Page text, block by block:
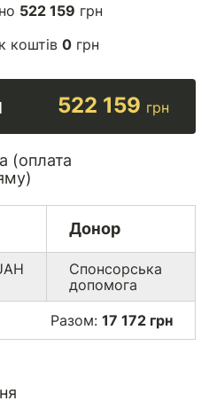
522 159 грн
коштів 0 грн
522 159 грн
(оплата
Донор
Спонсорська
допомога
Разом: 17 172 грн